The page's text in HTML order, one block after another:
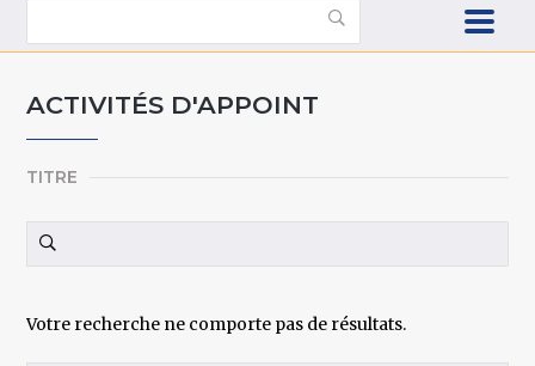
ACTIVITÉS D'APPOINT
TITRE
Votre recherche ne comporte pas de résultats.